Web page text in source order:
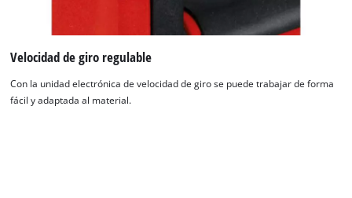
Usercentrics
Consent
Platform
Velocidad de giro regulable
Con la unidad electrónica de velocidad de giro se puede trabajar de forma
fácil y adaptada al material.